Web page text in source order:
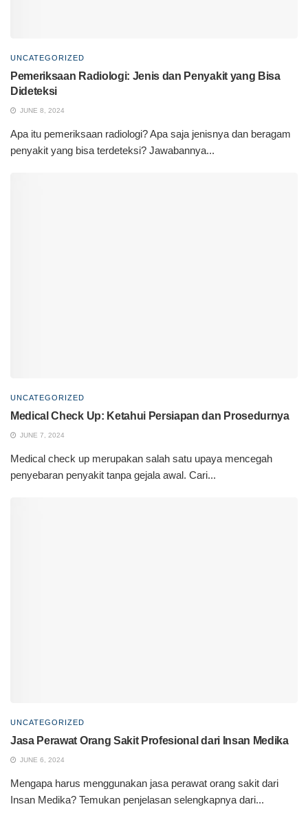
UNCATEGORIZED
Pemeriksaan Radiologi: Jenis dan Penyakit yang Bisa
Dideteksi
JUNE 8, 2024
Apa itu pemeriksaan radiologi? Apa saja jenisnya dan beragam
penyakit yang bisa terdeteksi? Jawabannya...
UNCATEGORIZED
Medical Check Up: Ketahui Persiapan dan Prosedurnya
JUNE 7, 2024
Medical check up merupakan salah satu upaya mencegah
penyebaran penyakit tanpa gejala awal. Cari...
UNCATEGORIZED
Jasa Perawat Orang Sakit Profesional dari Insan Medika
JUNE 6, 2024
Mengapa harus menggunakan jasa perawat orang sakit dari
Insan Medika? Temukan penjelasan selengkapnya dari...